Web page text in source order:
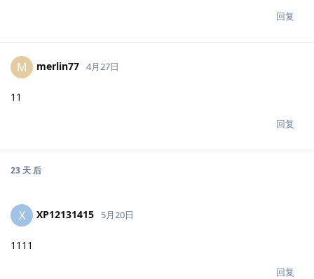
回复
M merlin77 4月27日
11
回复
23 天 后
X XP12131415 5月20日
1111
回复